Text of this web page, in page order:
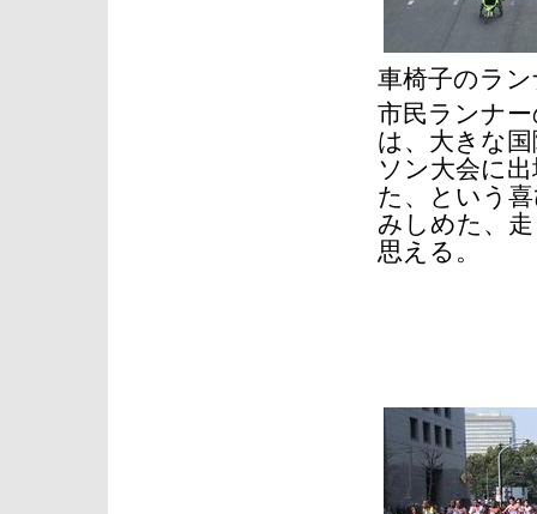
車椅子のラ
市民ランナ
は、大きな
ソン大会に
た、という
みしめた、
思える。